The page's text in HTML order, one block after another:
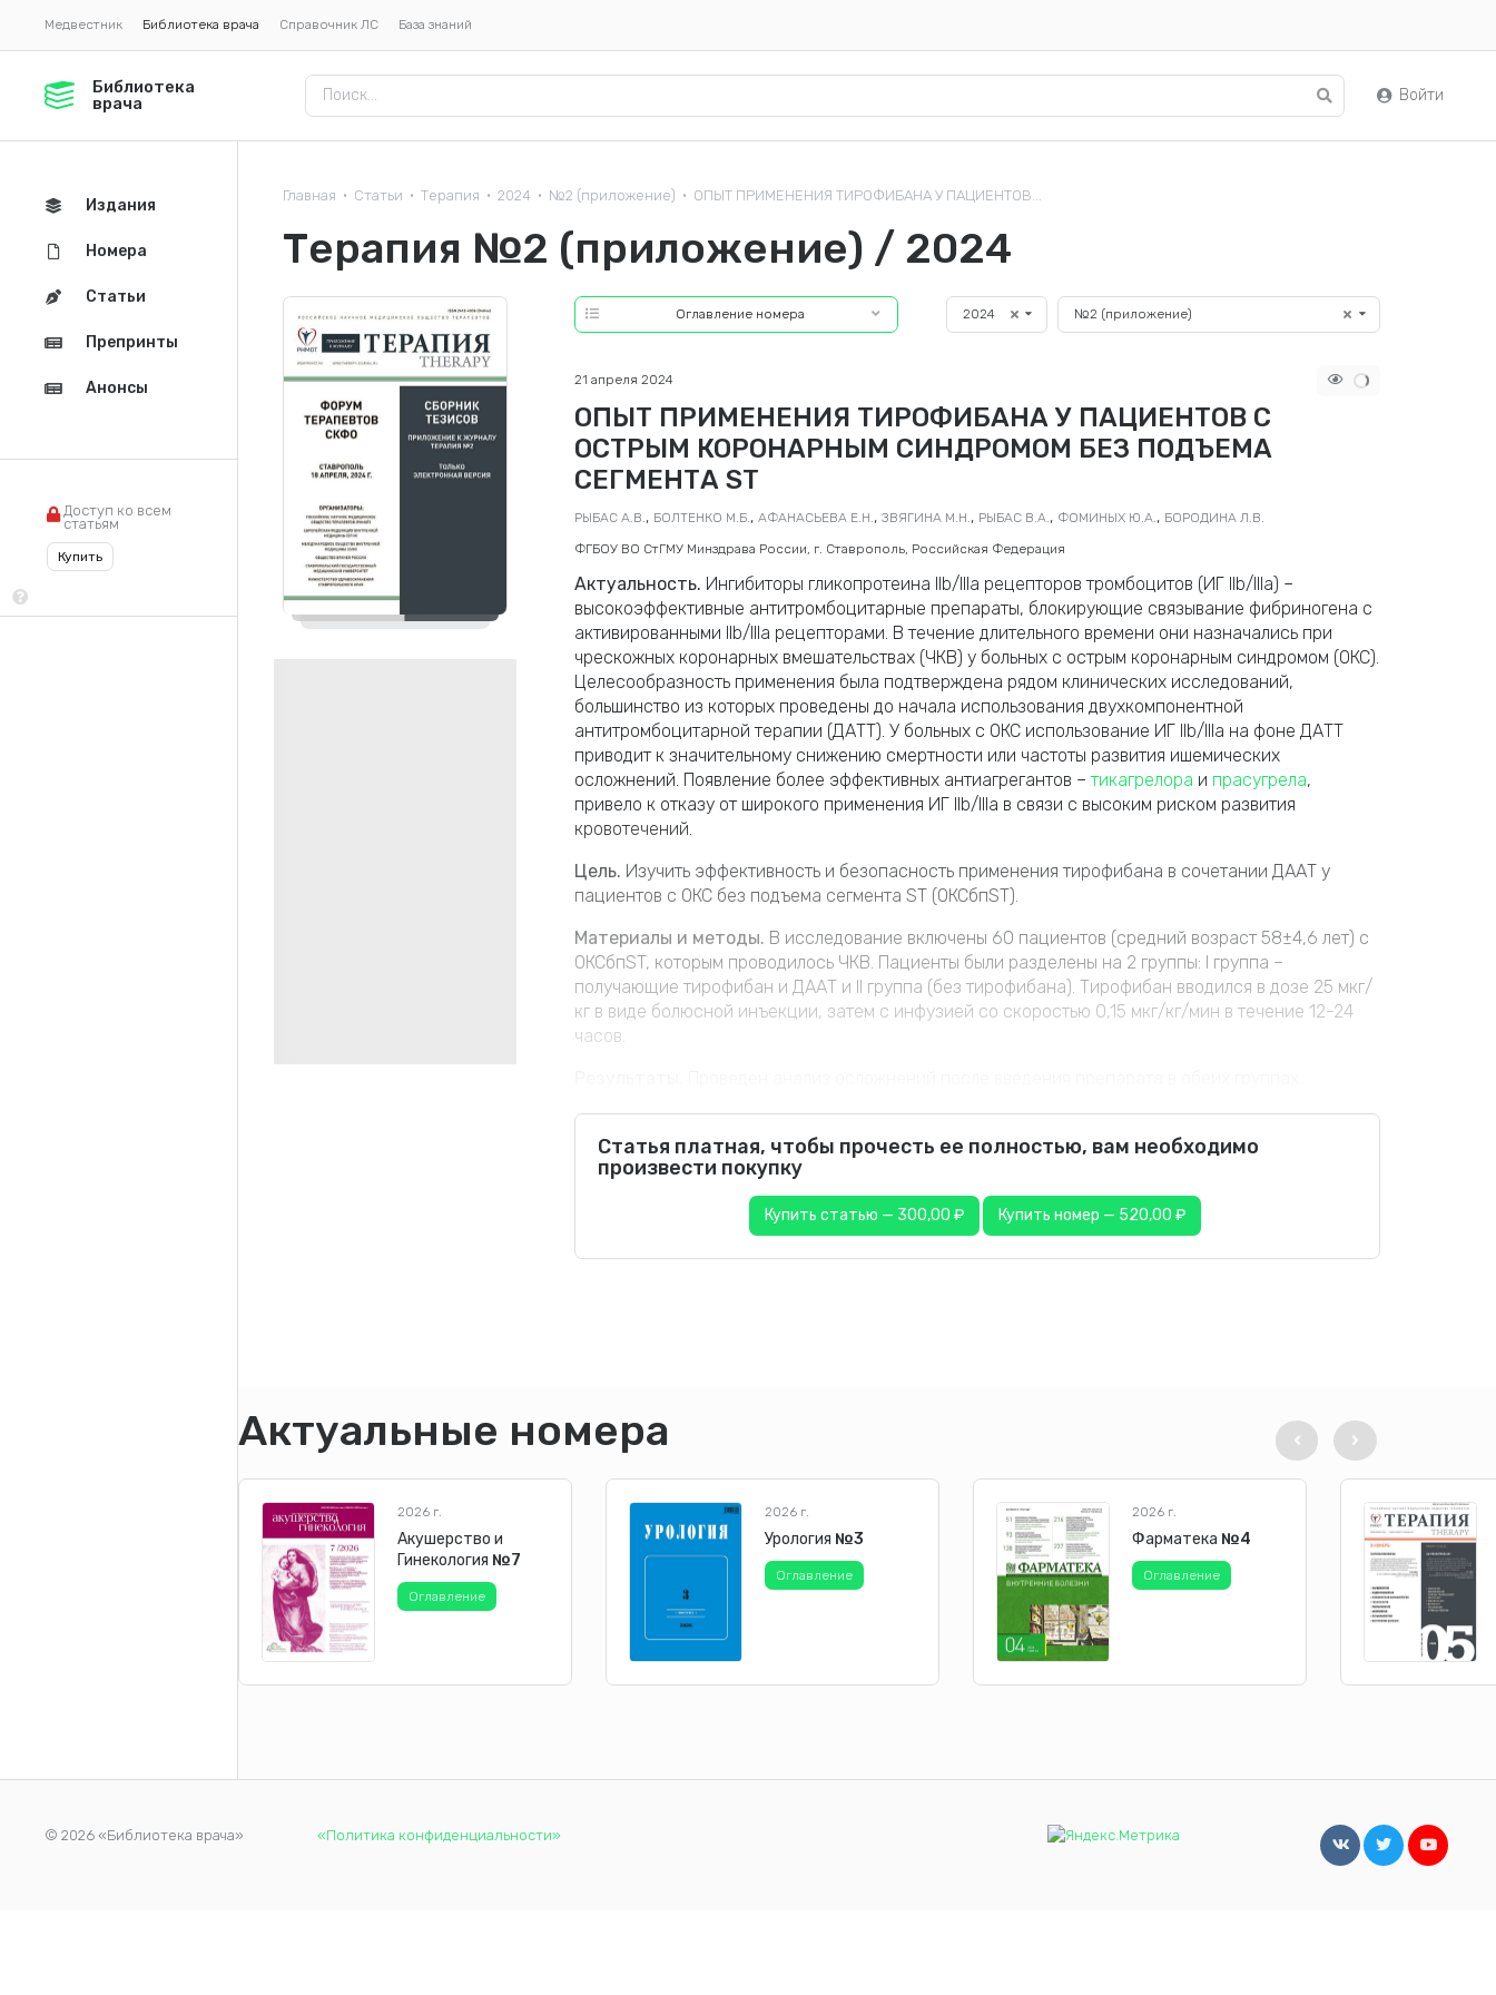
Медвестник Библиотека врача Справочник ЛС База знаний
Библиотека
врача
Войти
Главная • Статьи • Терапия • 2024 • №2 (приложение) • ОПЫТ ПРИМЕНЕНИЯ ТИРОФИБАНА У ПАЦИЕНТОВ...
Терапия №2 (приложение) / 2024
2024 №2 (приложение)
Оглавление номера
ОПЫТ ПРИМЕНЕНИЯ ТИРОФИБАНА У ПАЦИЕНТОВ С
ОСТРЫМ КОРОНАРНЫМ СИНДРОМОМ БЕЗ ПОДЪЕМА
СЕГМЕНТА ST
21 апреля 2024
ФГБОУ ВО СтГМУ Минздрава России, г. Ставрополь, Российская Федерация
Актуальность. Ингибиторы гликопротеина IIb/IIIa рецепторов тромбоцитов (ИГ IIb/IIIa) –
высокоэффективные антитромбоцитарные препараты, блокирующие связывание фибриногена с
активированными IIb/IIIa рецепторами. В течение длительного времени они назначались при
чрескожных коронарных вмешательствах (ЧКВ) у больных с острым коронарным синдромом (ОКС).
Целесообразность применения была подтверждена рядом клинических исследований,
большинство из которых проведены до начала использования двухкомпонентной
антитромбоцитарной терапии (ДАТТ). У больных с ОКС использование ИГ IIb/IIIa на фоне ДАТТ
приводит к значительному снижению смертности или частоты развития ишемических
осложнений. Появление более эффективных антиагрегантов –тикагрелора и прасугрела,
привело к отказу от широкого применения ИГ IIb/IIIa в связи с высоким риском развития
кровотечений.
Цель. Изучить эффективность и безопасность применения тирофибана в сочетании ДААТ у
пациентов с ОКС без подъема сегмента ST (ОКСбпST).
Материалы и методы. В исследование включены 60 пациентов (средний возраст 58±4,6 лет) с
ОКСбпST, которым проводилось ЧКВ. Пациенты были разделены на 2 группы: I группа –
получающие тирофибан и ДААТ и II группа (без тирофибана). Тирофибан вводился в дозе 25 мкг/
кг в виде болюсной инъекции, затем с инфузией со скоростью 0,15 мкг/кг/мин в течение 12-24
часов.
РЫБАС А.В. , БОЛТЕНКО М.Б. , АФАНАСЬЕВА Е.Н. , ЗВЯГИНА М.Н. , РЫБАС В.А. , ФОМИНЫХ Ю.А. , БОРОДИНА Л.В.
Статья платная, чтобы прочесть ее полностью, вам необходимо
произвести покупку
Купить статью — 300,00 ₽ Купить номер — 520,00 ₽
Актуальные номера
2026 г.
Акушерство и
Гинекология №7
Оглавление
2026 г.
Урология №3
Оглавление
2026 г.
Фарматека №4
Оглавление
Издания
Номера
Статьи
Препринты
Анонсы
Доступ ко всем
статьям
Купить
© 2026 «Библиотека врача» «Политика конфиденциальности»